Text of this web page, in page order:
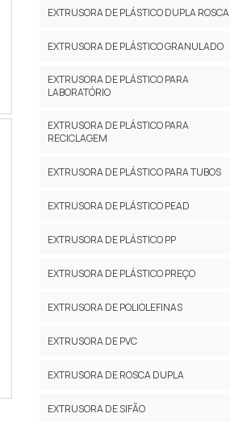
EXTRUSORA DE PLÁSTICO DUPLA ROSCA
EXTRUSORA DE PLÁSTICO GRANULADO
EXTRUSORA DE PLÁSTICO PARA
LABORATÓRIO
EXTRUSORA DE PLÁSTICO PARA
RECICLAGEM
EXTRUSORA DE PLÁSTICO PARA TUBOS
EXTRUSORA DE PLÁSTICO PEAD
EXTRUSORA DE PLÁSTICO PP
EXTRUSORA DE PLÁSTICO PREÇO
EXTRUSORA DE POLIOLEFINAS
EXTRUSORA DE PVC
EXTRUSORA DE ROSCA DUPLA
EXTRUSORA DE SIFÃO